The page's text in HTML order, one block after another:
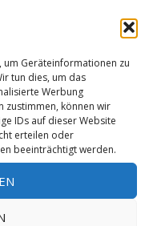
um Geräteinformationen zu
tun dies, um das
Werbung
zustimmen, können wir
IDs auf dieser Website
erteilen oder
beeinträchtigt werden.
und
wurde
Only“
in "No Kapote
von mellow